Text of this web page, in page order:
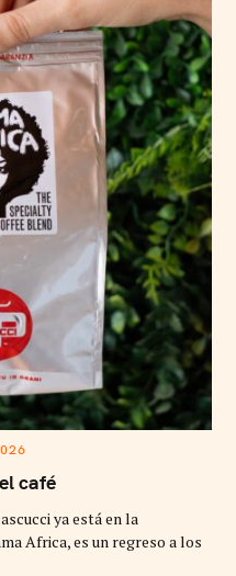
café
ya está en la
Africa, es un regreso a los